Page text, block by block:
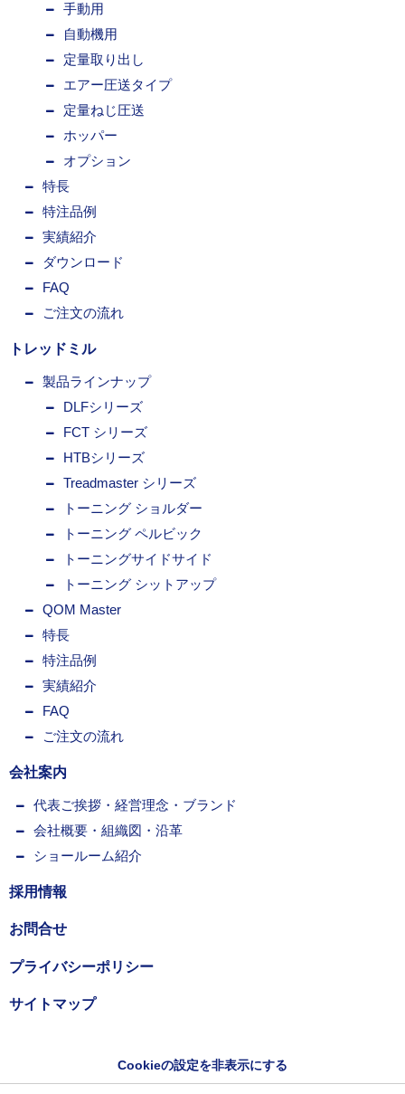
手動用
自動機用
定量取り出し
エアー圧送タイプ
定量ねじ圧送
ホッパー
オプション
特長
特注品例
実績紹介
ダウンロード
FAQ
ご注文の流れ
トレッドミル
製品ラインナップ
DLFシリーズ
FCT シリーズ
HTBシリーズ
Treadmaster シリーズ
トーニング ショルダー
トーニング ペルビック
トーニングサイドサイド
トーニング シットアップ
QOM Master
特長
特注品例
実績紹介
FAQ
ご注文の流れ
会社案内
代表ご挨拶・経営理念・ブランド
会社概要・組織図・沿革
ショールーム紹介
採用情報
お問合せ
プライバシーポリシー
サイトマップ
Cookieの設定を非表示にする